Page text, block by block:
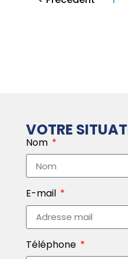
VOTRE
Nom
E-mail
Téléphone